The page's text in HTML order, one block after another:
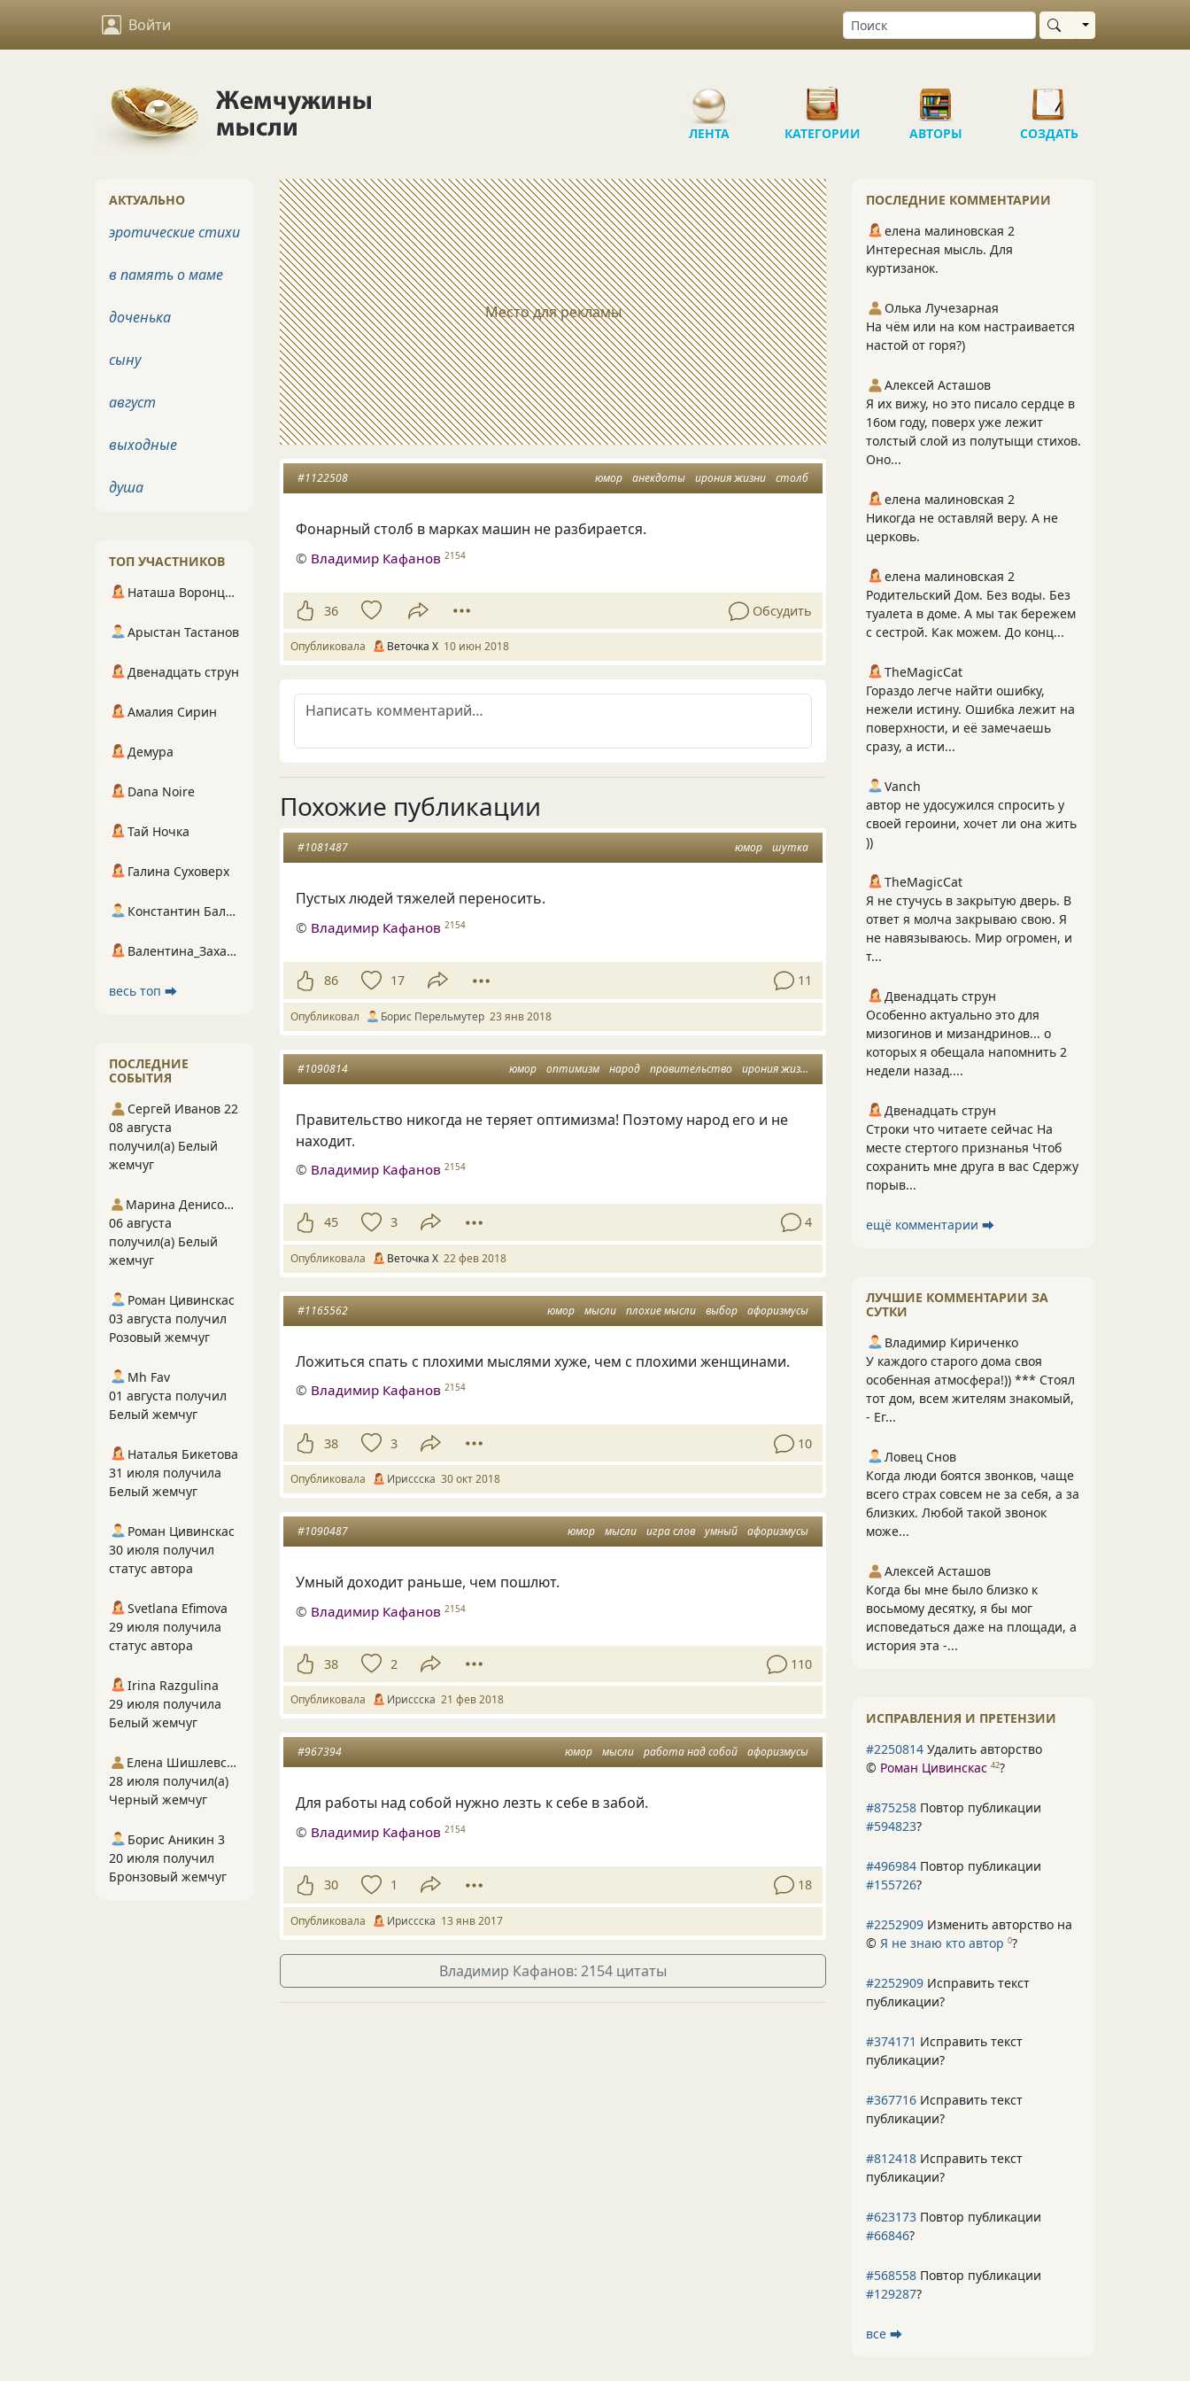
Войти Выбрать область
ЛЕНТА КАТЕГОРИИ АВТОРЫ СОЗДАТЬ
Место для рекламы
юмор анекдоты ирония жизни столб
#1122508
Фонарный столб в марках машин не разбирается.
© Владимир Кафанов 2154
36 Обсудить
Опубликовала Веточка Х 10 июн 2018
Похожие публикации
юмор шутка
#1081487
Пустых людей тяжелей переносить.
© Владимир Кафанов 2154
86 17 11
Опубликовал Борис Перельмутер 23 янв 2018
юмор оптимизм народ правительство ирония жизни
#1090814
Правительство никогда не теряет оптимизма! Поэтому народ его и не
находит.
© Владимир Кафанов 2154
45 3 4
Опубликовала Веточка Х 22 фев 2018
юмор мысли плохие мысли выбор афоризмусы
#1165562
Ложиться спать с плохими мыслями хуже, чем с плохими женщинами.
© Владимир Кафанов 2154
38 3 10
Опубликовала Ириссска 30 окт 2018
юмор мысли игра слов умный афоризмусы
#1090487
Умный доходит раньше, чем пошлют.
© Владимир Кафанов 2154
38 2 110
Опубликовала Ириссска 21 фев 2018
юмор мысли работа над собой афоризмусы
#967394
Для работы над собой нужно лезть к себе в забой.
© Владимир Кафанов 2154
30 1 18
Опубликовала Ириссска 13 янв 2017
Владимир Кафанов: 2154 цитаты
ПОСЛЕДНИЕ КОММЕНТАРИИ
елена малиновская 2
Интересная мысль. Для
куртизанок.
Олька Лучезарная
На чём или на ком настраивается
настой от горя?)
Алексей Асташов
Я их вижу, но это писало сердце в
16ом году, поверх уже лежит
толстый слой из полутыщи стихов.
Оно...
елена малиновская 2
Никогда не оставляй веру. А не
церковь.
елена малиновская 2
Родительский Дом. Без воды. Без
туалета в доме. А мы так бережем
с сестрой. Как можем. До конц...
TheMagicCat
Гораздо легче найти ошибку,
нежели истину. Ошибка лежит на
поверхности, и её замечаешь
сразу, а исти...
Vanch
автор не удосужился спросить у
своей героини, хочет ли она жить
))
TheMagicCat
Я не стучусь в закрытую дверь. В
ответ я молча закрываю свою. Я
не навязываюсь. Мир огромен, и
т...
Двенадцать струн
Особенно актуально это для
мизогинов и мизандринов... о
которых я обещала напомнить 2
недели назад....
Двенадцать струн
Строки что читаете сейчас На
месте стертого признанья Чтоб
сохранить мне друга в вас Сдержу
порыв...
ещё комментарии ⮕
ЛУЧШИЕ КОММЕНТАРИИ ЗА
СУТКИ
Владимир Кириченко
У каждого старого дома своя
особенная атмосфера!)) *** Стоял
тот дом, всем жителям знакомый,
- Ег...
Ловец Снов
Когда люди боятся звонков, чаще
всего страх совсем не за себя, а за
близких. Любой такой звонок
може...
Алексей Асташов
Когда бы мне было близко к
восьмому десятку, я бы мог
исповедаться даже на площади, а
история эта -...
ИСПРАВЛЕНИЯ И ПРЕТЕНЗИИ
#2250814 Удалить авторство
© Роман Цивинскас 42?
#875258 Повтор публикации
#594823?
#496984 Повтор публикации
#155726?
#2252909 Изменить авторство на
© Я не знаю кто автор 0?
#2252909 Исправить текст
публикации?
#374171 Исправить текст
публикации?
#367716 Исправить текст
публикации?
#812418 Исправить текст
публикации?
#623173 Повтор публикации
#66846?
#568558 Повтор публикации
#129287?
все ⮕
АКТУАЛЬНО
эротические стихи
в память о маме
доченька
сыну
август
выходные
душа
ТОП УЧАСТНИКОВ
Наташа Воронцова
Арыстан Тастанов
Двенадцать струн
Амалия Сирин
Демура
Dana Noire
Тай Ночка
Галина Суховерх
Константин Балухта
Валентина_Захарова
весь топ ⮕
ПОСЛЕДНИЕ
СОБЫТИЯ
Сергей Иванов 22
08 августа
получил(а) Белый
жемчуг
Марина Денисова 5
06 августа
получил(а) Белый
жемчуг
Роман Цивинскас
03 августа получил
Розовый жемчуг
Mh Fav
01 августа получил
Белый жемчуг
Наталья Бикетова
31 июля получила
Белый жемчуг
Роман Цивинскас
30 июля получил
статус автора
Svetlana Efimova
29 июля получила
статус автора
Irina Razgulina
29 июля получила
Белый жемчуг
Елена Шишлевская
28 июля получил(а)
Черный жемчуг
Борис Аникин 3
20 июля получил
Бронзовый жемчуг